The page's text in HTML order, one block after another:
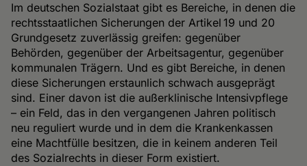
Im deutschen Sozialstaat gibt es Bereiche, in denen die
rechtsstaatlichen Sicherungen der Artikel 19 und 20
Grundgesetz zuverlässig greifen: gegenüber
Behörden, gegenüber der Arbeitsagentur, gegenüber
kommunalen Trägern. Und es gibt Bereiche, in denen
diese Sicherungen erstaunlich schwach ausgeprägt
sind. Einer davon ist die außerklinische Intensivpflege
– ein Feld, das in den vergangenen Jahren politisch
neu reguliert wurde und in dem die Krankenkassen
eine Machtfülle besitzen, die in keinem anderen Teil
des Sozialrechts in dieser Form existiert.